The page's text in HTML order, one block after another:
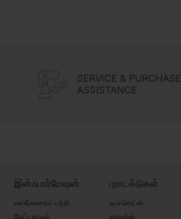
SERVICE & PURCHASE
ASSISTANCE
இன்ஃபார்மேஷன்
எஸ்கோவைப் பற்றி
கேட்டலாஃக்
புராடக்டுகள்
ஃபாஸெட்ஸ்
ஷாவர்ஸ்